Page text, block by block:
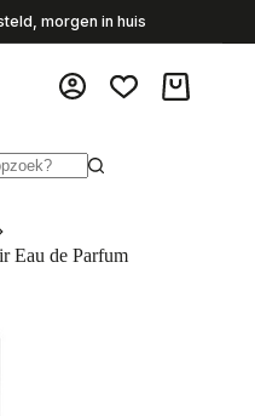
morgen in huis
Eau de Parfum